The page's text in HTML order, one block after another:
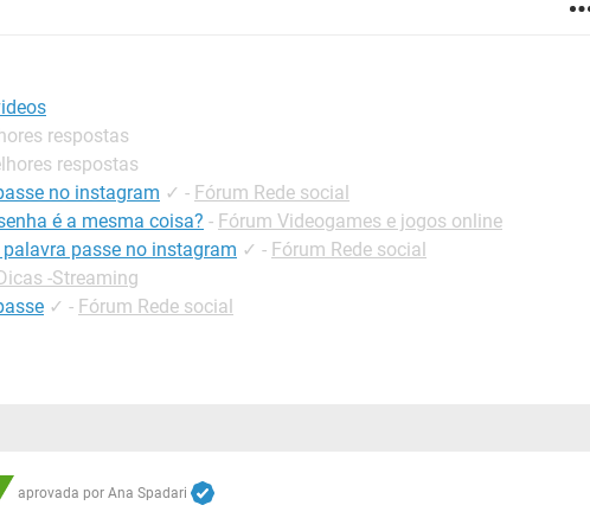
respostas
respostas
no instagram ✓ - Fórum Rede social
é a mesma coisa? - Fórum Videogames e jogos online
passe no instagram ✓ - Fórum Rede social
-Streaming
✓ - Fórum Rede social
aprovada por Ana Spadari